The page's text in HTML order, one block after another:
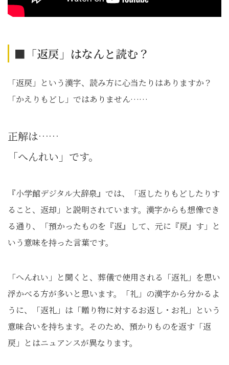
■「返戻」はなんと読む？
「返戻」という漢字、読み方に心当たりはありますか？
「かえりもどし」ではありません……
正解は……
「へんれい」です。
『小学館デジタル大辞泉』では、「返したりもどしたりす
ること、返却」と説明されています。漢字からも想像でき
る通り、「預かったものを『返』して、元に『戻』す」と
いう意味を持った言葉です。
「へんれい」と聞くと、葬儀で使用される「返礼」を思い
浮かべる方が多いと思います。「礼」の漢字から分かるよ
うに、「返礼」は「贈り物に対するお返し・お礼」という
意味合いを持ちます。そのため、預かりものを返す「返
戻」とはニュアンスが異なります。